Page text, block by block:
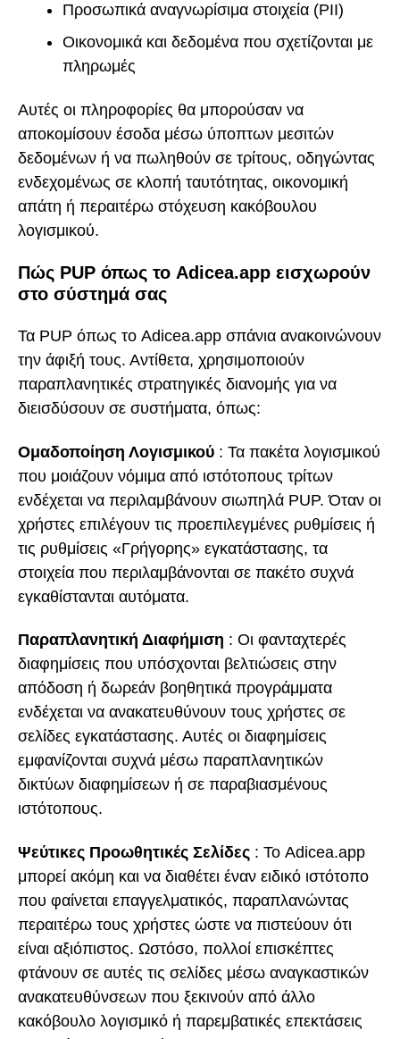
Προσωπικά αναγνωρίσιμα στοιχεία (PII)
Οικονομικά και δεδομένα που σχετίζονται με
πληρωμές
Αυτές οι πληροφορίες θα μπορούσαν να
αποκομίσουν έσοδα μέσω ύποπτων μεσιτών
δεδομένων ή να πωληθούν σε τρίτους, οδηγώντας
ενδεχομένως σε κλοπή ταυτότητας, οικονομική
απάτη ή περαιτέρω στόχευση κακόβουλου
λογισμικού.
Πώς PUP όπως το Adicea.app εισχωρούν
στο σύστημά σας
Τα PUP όπως το Adicea.app σπάνια ανακοινώνουν
την άφιξή τους. Αντίθετα, χρησιμοποιούν
παραπλανητικές στρατηγικές διανομής για να
διεισδύσουν σε συστήματα, όπως:
Ομαδοποίηση Λογισμικού : Τα πακέτα λογισμικού
που μοιάζουν νόμιμα από ιστότοπους τρίτων
ενδέχεται να περιλαμβάνουν σιωπηλά PUP. Όταν οι
χρήστες επιλέγουν τις προεπιλεγμένες ρυθμίσεις ή
τις ρυθμίσεις «Γρήγορης» εγκατάστασης, τα
στοιχεία που περιλαμβάνονται σε πακέτο συχνά
εγκαθίστανται αυτόματα.
Παραπλανητική Διαφήμιση : Οι φανταχτερές
διαφημίσεις που υπόσχονται βελτιώσεις στην
απόδοση ή δωρεάν βοηθητικά προγράμματα
ενδέχεται να ανακατευθύνουν τους χρήστες σε
σελίδες εγκατάστασης. Αυτές οι διαφημίσεις
εμφανίζονται συχνά μέσω παραπλανητικών
δικτύων διαφημίσεων ή σε παραβιασμένους
ιστότοπους.
Ψεύτικες Προωθητικές Σελίδες : Το Adicea.app
μπορεί ακόμη και να διαθέτει έναν ειδικό ιστότοπο
που φαίνεται επαγγελματικός, παραπλανώντας
περαιτέρω τους χρήστες ώστε να πιστεύουν ότι
είναι αξιόπιστος. Ωστόσο, πολλοί επισκέπτες
φτάνουν σε αυτές τις σελίδες μέσω αναγκαστικών
ανακατευθύνσεων που ξεκινούν από άλλο
κακόβουλο λογισμικό ή παρεμβατικές επεκτάσεις